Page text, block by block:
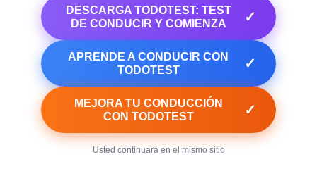
DESCARGA TODOTEST: TEST
DE CONDUCIR Y COMIENZA
✓
APRENDE A CONDUCIR CON
TODOTEST
✓
MEJORA TU CONDUCCIÓN
CON TODOTEST
✓
Usted continuará en el mismo sitio